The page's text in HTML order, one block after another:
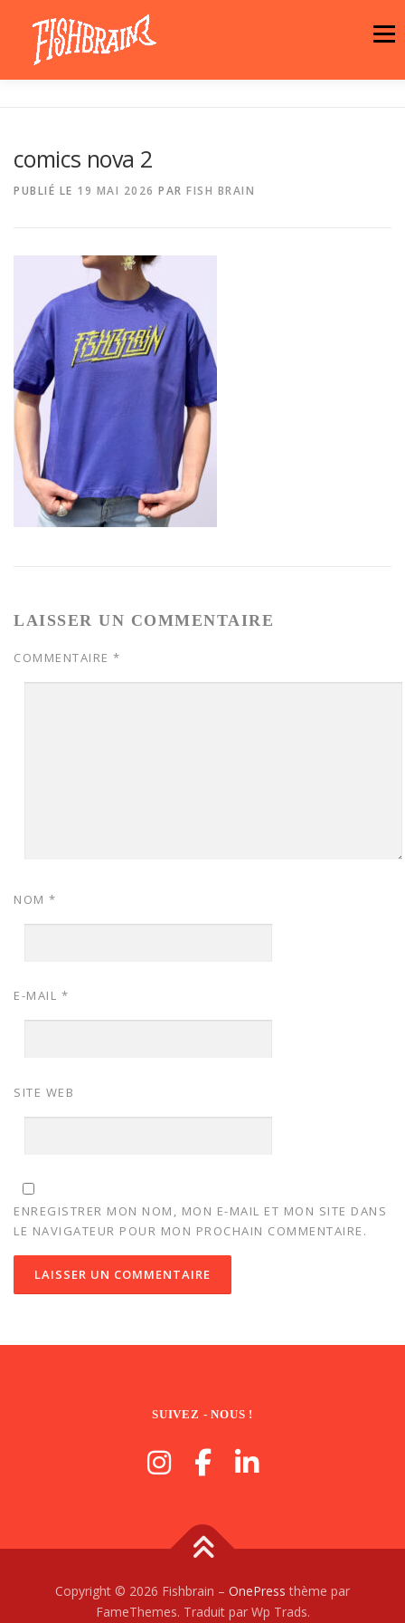
contenu
Menu
LA BOUTIQUE
comics nova 2
PUBLIÉ LE 19 MAI 2026 PAR FISH BRAIN
LAISSER UN COMMENTAIRE
COMMENTAIRE *
NOM *
E-MAIL *
SITE WEB
ENREGISTRER MON NOM, MON E-MAIL ET MON SITE DANS
LE NAVIGATEUR POUR MON PROCHAIN COMMENTAIRE.
SUIVEZ - NOUS !
Copyright © 2026 Fishbrain – OnePress thème par
FameThemes. Traduit par Wp Trads.